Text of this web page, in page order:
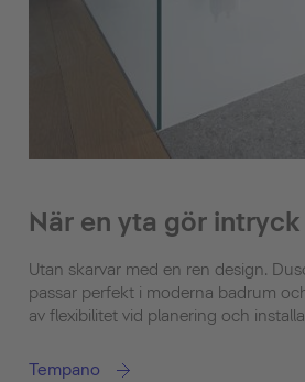
När en yta gör intryck
Utan skarvar med en ren design.
passar perfekt i moderna badrum
av flexibilitet vid planering och
Tempano